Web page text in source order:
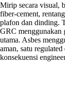
Mirip secara visual,
fiber-cement,
plafon dan dinding.
GRC menggunakan
utama. Asbes
aman, satu
konsekuensi